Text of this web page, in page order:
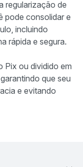
regularização de
pode consolidar e
incluindo
rápida e segura.
Pix ou dividido em
, garantindo que seu
e evitando